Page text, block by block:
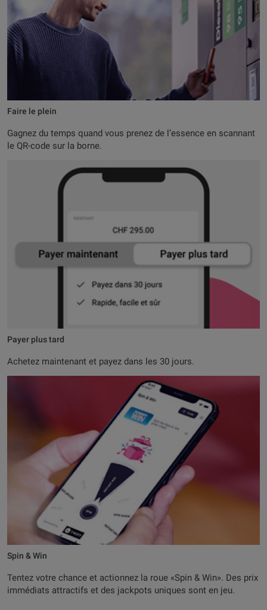
Faire le plein
Gagnez du temps quand vous prenez de l’essence en scannant
le QR-code sur la borne.
Payer plus tard
Achetez maintenant et payez dans les 30 jours.
Spin & Win
Tentez votre chance et actionnez la roue «Spin & Win». Des prix
immédiats attractifs et des jackpots uniques sont en jeu.